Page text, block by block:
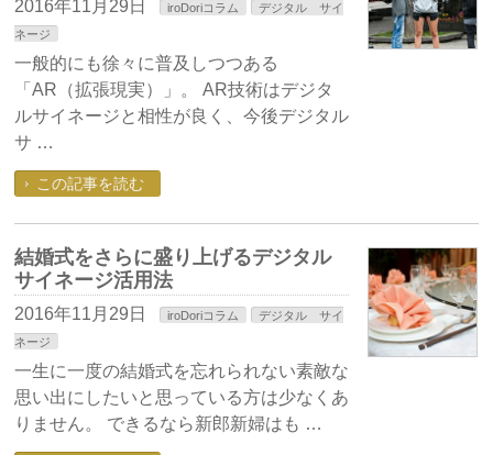
2016年11月29日 iroDoriコラム
デジタル サイ
ネージ
一般的にも徐々に普及しつつある
「AR（拡張現実）」。 AR技術はデジタ
ルサイネージと相性が良く、今後デジタル
サ …
この記事を読む
結婚式をさらに盛り上げるデジタル
サイネージ活用法
2016年11月29日 iroDoriコラム
デジタル サイ
ネージ
一生に一度の結婚式を忘れられない素敵な
思い出にしたいと思っている方は少なくあ
りません。 できるなら新郎新婦はも …